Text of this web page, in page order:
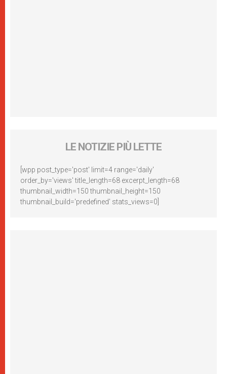
LE NOTIZIE PIÙ LETTE
[wpp post_type='post' limit=4 range='daily'
order_by='views' title_length=68 excerpt_length=68
thumbnail_width=150 thumbnail_height=150
thumbnail_build='predefined' stats_views=0]